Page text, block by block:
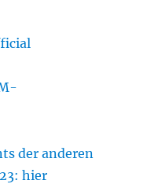
der anderen
hier